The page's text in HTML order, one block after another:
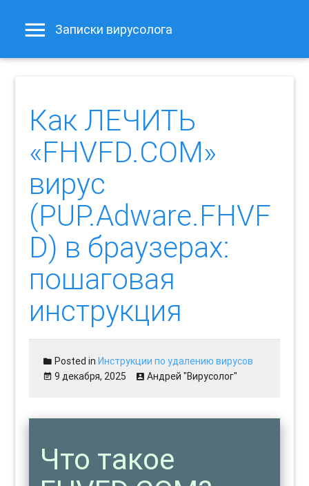
Записки вирусолога
Как ЛЕЧИТЬ
«FHVFD.COM»
вирус
(PUP.Adware.FHVF
D) в браузерах:
пошаговая
инструкция
Posted inИнструкции по удалению вирусов
9 декабря, 2025
Андрей "Вирусолог"
Что такое